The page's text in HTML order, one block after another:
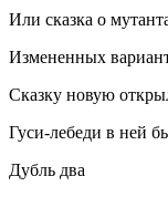
Или сказка о
Измененных
Сказку новую
Гуси-лебеди в ней
Дубль два